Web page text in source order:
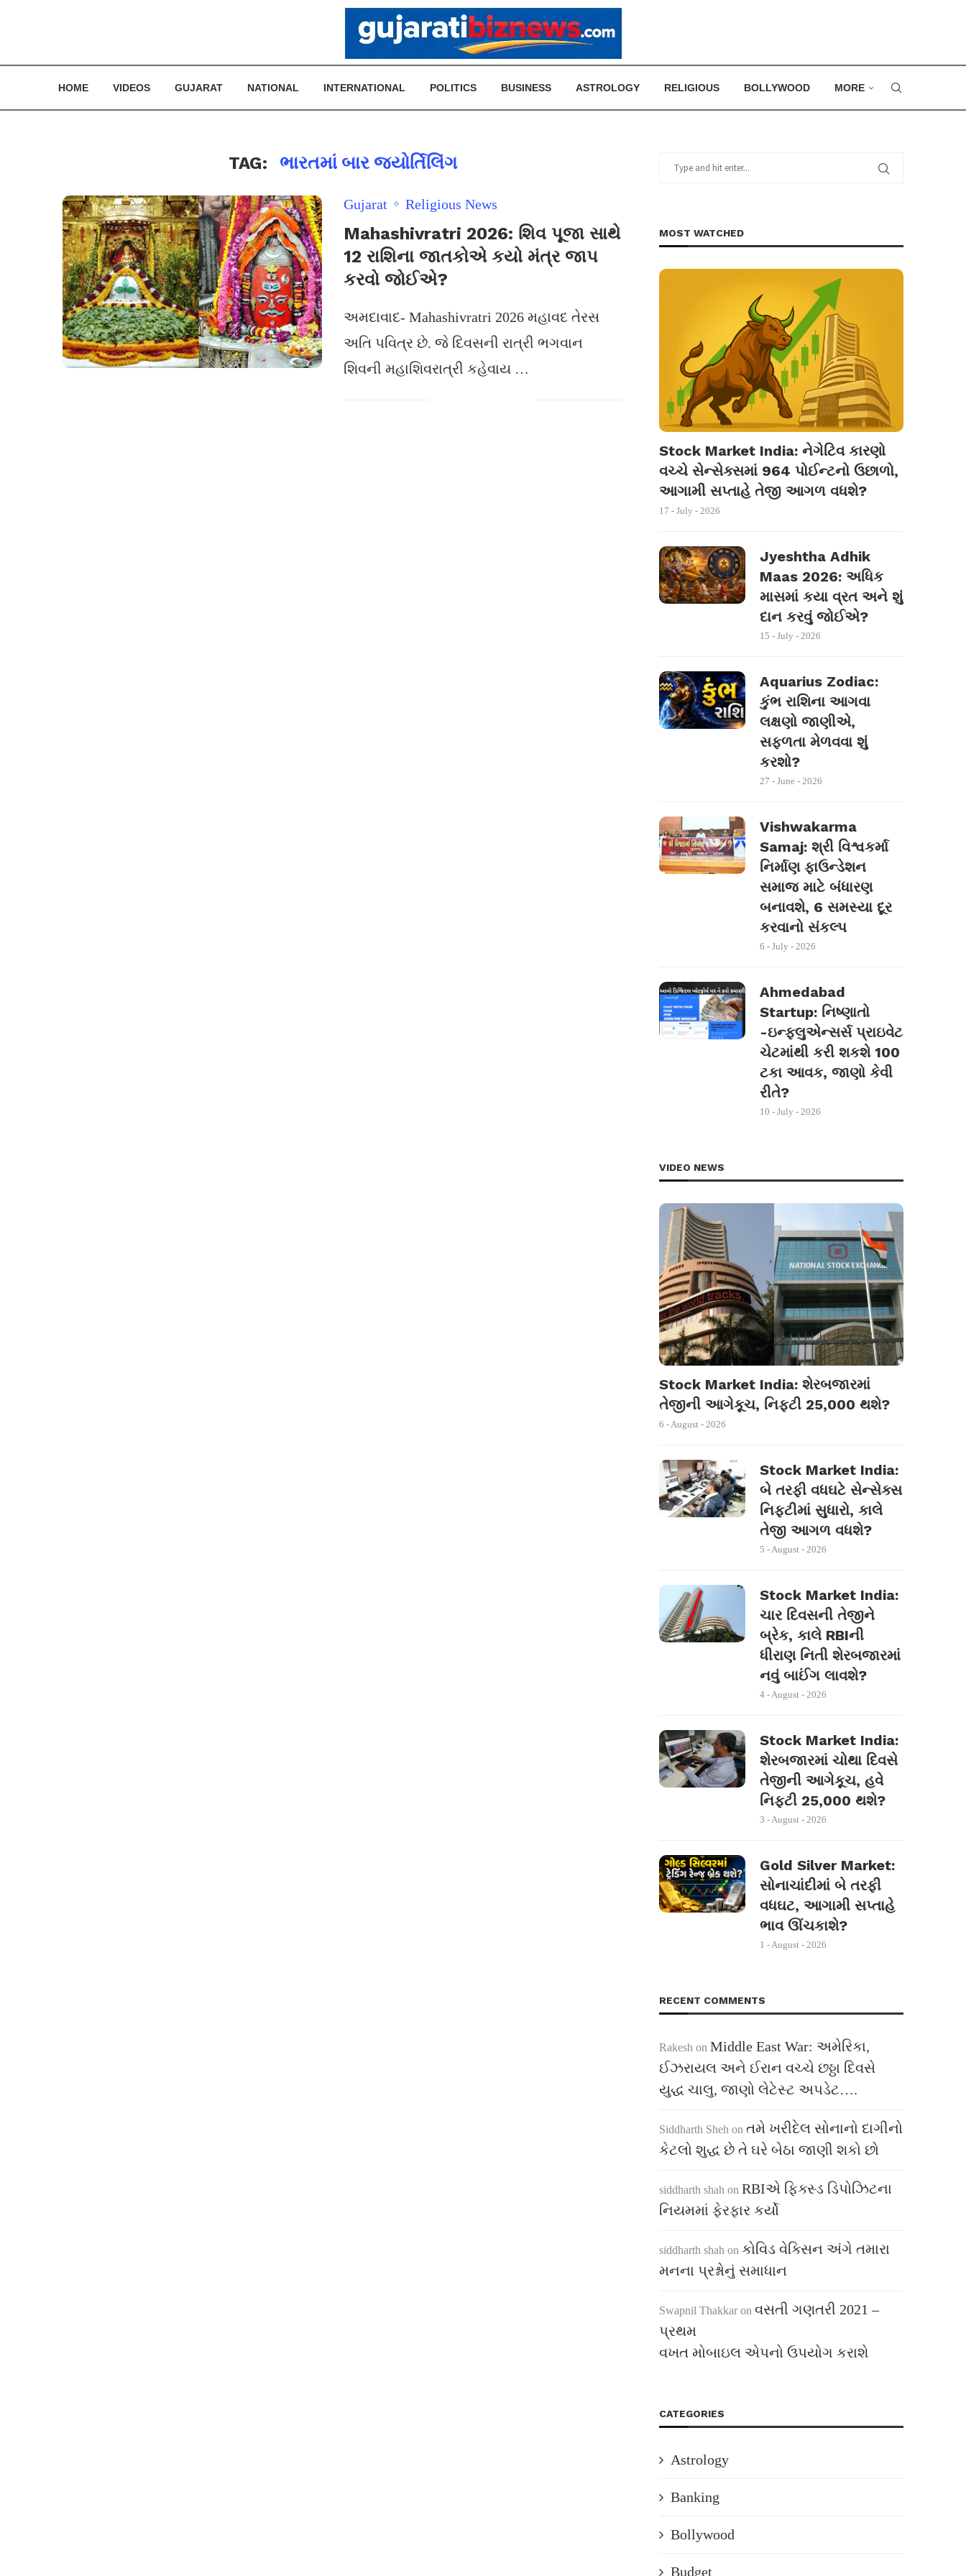
HOME VIDEOS GUJARAT NATIONAL INTERNATIONAL POLITICS BUSINESS ASTROLOGY RELIGIOUS BOLLYWOOD MORE
TAG: ભારતમાં બાર જ્યોર્તિલિંગ
Gujarat Religious News
Mahashivratri 2026: શિવ પૂજા સાથે
12 રાશિના જાતકોએ કયો મંત્ર જાપ
કરવો જોઈએ?
અમદાવાદ- Mahashivratri 2026 મહાવદ તેરસ
અતિ પવિત્ર છે. જે દિવસની રાત્રી ભગવાન
શિવની મહાશિવરાત્રી કહેવાય …
MOST WATCHED
Stock Market India: નેગેટિવ કારણો
વચ્ચે સેન્સેક્સમાં 964 પોઈન્ટનો ઉછાળો,
આગામી સપ્તાહે તેજી આગળ વધશે?
17 - July - 2026
Jyeshtha Adhik
Maas 2026: અધિક
માસમાં કયા વ્રત અને શું
દાન કરવું જોઈએ?
15 - July - 2026
Aquarius Zodiac:
કુંભ રાશિના આગવા
લક્ષણો જાણીએ,
સફળતા મેળવવા શું
કરશો?
27 - June - 2026
Vishwakarma
Samaj: શ્રી વિશ્વકર્મા
નિર્માણ ફાઉન્ડેશન
સમાજ માટે બંધારણ
બનાવશે, 6 સમસ્યા દૂર
કરવાનો સંકલ્પ
6 - July - 2026
Ahmedabad
Startup: નિષ્ણાતો
-ઇન્ફ્લુએન્સર્સ પ્રાઇવેટ
ચેટમાંથી કરી શકશે 100
ટકા આવક, જાણો કેવી
રીતે?
10 - July - 2026
VIDEO NEWS
Stock Market India: શેરબજારમાં
તેજીની આગેકૂચ, નિફ્ટી 25,000 થશે?
6 - August - 2026
Stock Market India:
બે તરફી વધઘટે સેન્સેક્સ
નિફ્ટીમાં સુધારો, કાલે
તેજી આગળ વધશે?
5 - August - 2026
Stock Market India:
ચાર દિવસની તેજીને
બ્રેક, કાલે RBIની
ધીરાણ નિતી શેરબજારમાં
નવું બાઈંગ લાવશે?
4 - August - 2026
Stock Market India:
શેરબજારમાં ચોથા દિવસે
તેજીની આગેકૂચ, હવે
નિફ્ટી 25,000 થશે?
3 - August - 2026
Gold Silver Market:
સોનાચાંદીમાં બે તરફી
વધઘટ, આગામી સપ્તાહે
ભાવ ઊંચકાશે?
1 - August - 2026
RECENT COMMENTS
Rakesh on Middle East War: અમેરિકા,
ઈઝરાયલ અને ઈરાન વચ્ચે છઠ્ઠા દિવસે
યુદ્ધ ચાલુ, જાણો લેટેસ્ટ અપડેટ….
Siddharth Sheh on તમે ખરીદેલ સોનાનો દાગીનો
કેટલો શુદ્ધ છે તે ઘરે બેઠા જાણી શકો છો
siddharth shah on RBIએ ફિક્સ્ડ ડિપોઝિટના
નિયમમાં ફેરફાર કર્યો
siddharth shah on કોવિડ વેક્સિન અંગે તમારા
મનના પ્રશ્નોનું સમાધાન
Swapnil Thakkar on વસતી ગણતરી 2021 –
પ્રથમ
વખત મોબાઇલ એપનો ઉપયોગ કરાશે
CATEGORIES
Astrology
Banking
Bollywood
Budget